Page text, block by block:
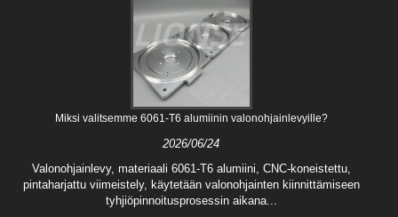
Miksi valitsemme 6061-T6 alumiinin valonohjainlevyille?
2026/06/24
Valonohjainlevy, materiaali 6061-T6 alumiini, CNC-koneistettu,
pintaharjattu viimeistely, käytetään valonohjainten kiinnittämiseen
tyhjiöpinnoitusprosessin aikana...